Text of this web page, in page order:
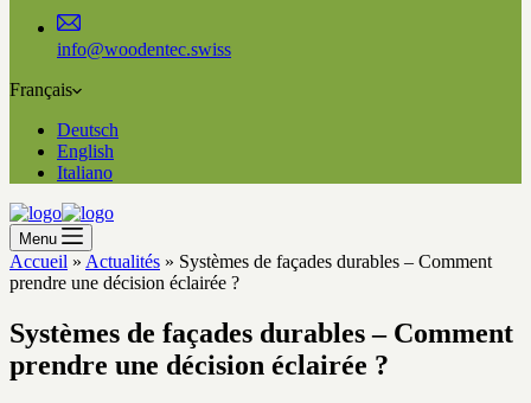
info@woodentec.swiss
Français
Deutsch
English
Italiano
Menu
Accueil » Actualités » Systèmes de façades durables – Comment
prendre une décision éclairée ?
Systèmes de façades durables – Comment
prendre une décision éclairée ?